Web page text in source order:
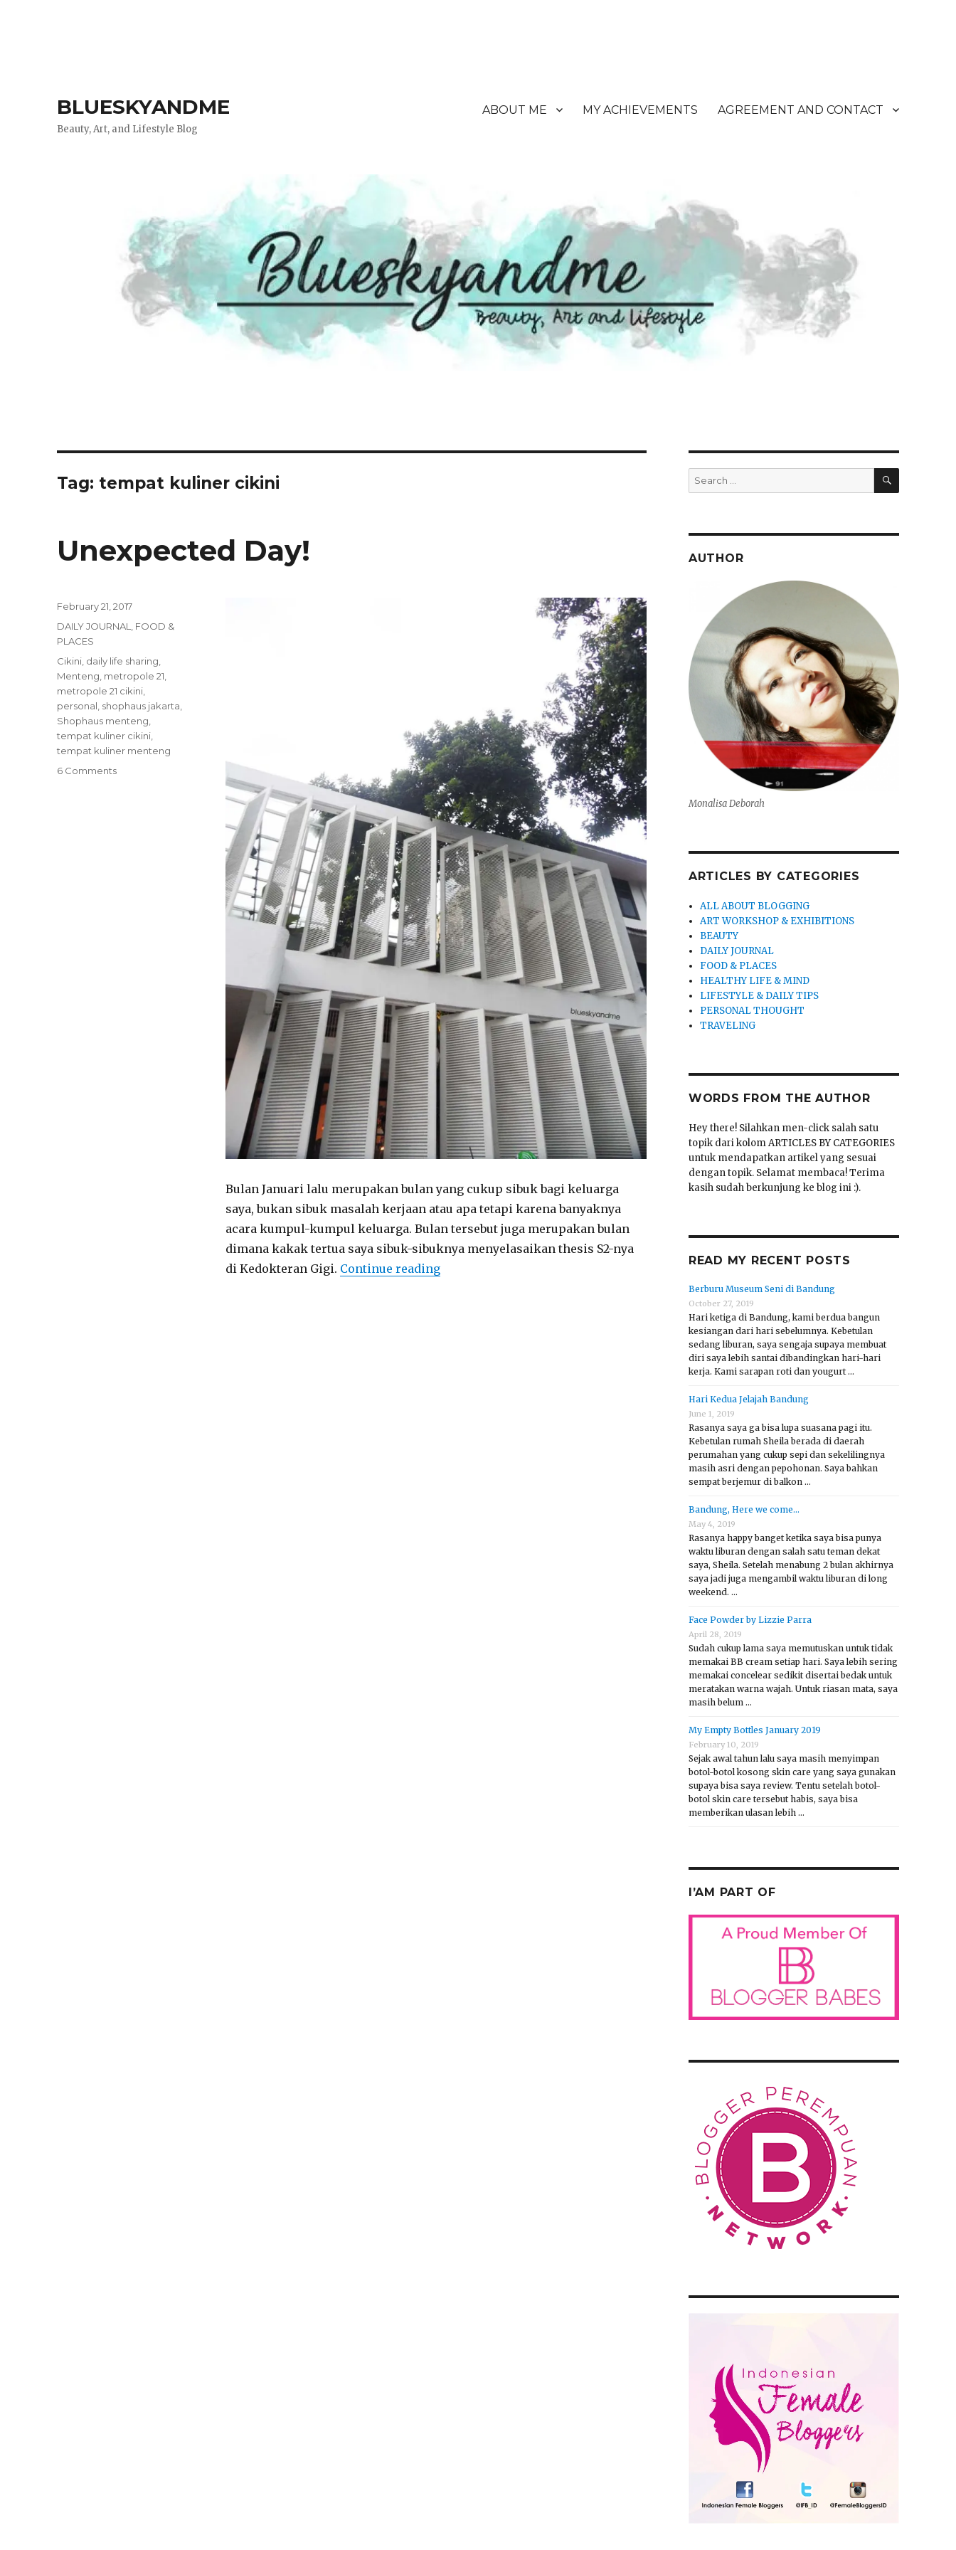
BLUESKYANDME
Beauty, Art, and Lifestyle Blog
ABOUT ME MY ACHIEVEMENTS AGREEMENT AND CONTACT
Tag: tempat kuliner cikini
Unexpected Day!
Bulan Januari lalu merupakan bulan yang cukup sibuk bagi keluarga
saya, bukan sibuk masalah kerjaan atau apa tetapi karena banyaknya
acara kumpul-kumpul keluarga. Bulan tersebut juga merupakan bulan
dimana kakak tertua saya sibuk-sibuknya menyelasaikan thesis S2-nya
di Kedokteran Gigi. Continue reading“Unexpected Day!”
Posted
February 21, 2017
Categories
DAILY JOURNAL
FOOD &
PLACES
Tags
Cikini daily life sharing
Menteng metropole 21
metropole 21 cikini
personal shophaus jakarta
Shophaus menteng
tempat kuliner cikini
tempat kuliner menteng
6 Commentson
Search
for:
SEARCH
AUTHOR
Monalisa Deborah
ARTICLES BY CATEGORIES
ALL ABOUT BLOGGING
ART WORKSHOP & EXHIBITIONS
BEAUTY
DAILY JOURNAL
FOOD & PLACES
HEALTHY LIFE & MIND
LIFESTYLE & DAILY TIPS
PERSONAL THOUGHT
TRAVELING
WORDS FROM THE AUTHOR
Hey there! Silahkan men-click salah satu
topik dari kolom ARTICLES BY CATEGORIES
untuk mendapatkan artikel yang sesuai
dengan topik. Selamat membaca! Terima
kasih sudah berkunjung ke blog ini :).
READ MY RECENT POSTS
Berburu Museum Seni di Bandung
October 27, 2019
Hari ketiga di Bandung, kami berdua bangun
kesiangan dari hari sebelumnya. Kebetulan
sedang liburan, saya sengaja supaya membuat
diri saya lebih santai dibandingkan hari-hari
kerja. Kami sarapan roti dan yougurt …
Hari Kedua Jelajah Bandung
June 1, 2019
Rasanya saya ga bisa lupa suasana pagi itu.
Kebetulan rumah Sheila berada di daerah
perumahan yang cukup sepi dan sekelilingnya
masih asri dengan pepohonan. Saya bahkan
sempat berjemur di balkon …
Bandung, Here we come…
May 4, 2019
Rasanya happy banget ketika saya bisa punya
waktu liburan dengan salah satu teman dekat
saya, Sheila. Setelah menabung 2 bulan akhirnya
saya jadi juga mengambil waktu liburan di long
weekend. …
Face Powder by Lizzie Parra
April 28, 2019
Sudah cukup lama saya memutuskan untuk tidak
memakai BB cream setiap hari. Saya lebih sering
memakai concelear sedikit disertai bedak untuk
meratakan warna wajah. Untuk riasan mata, saya
masih belum …
My Empty Bottles January 2019
February 10, 2019
Sejak awal tahun lalu saya masih menyimpan
botol-botol kosong skin care yang saya gunakan
supaya bisa saya review. Tentu setelah botol-
botol skin care tersebut habis, saya bisa
memberikan ulasan lebih …
I’AM PART OF